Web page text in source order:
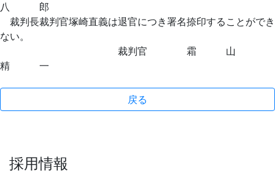
八 郎
裁判長裁判官塚崎直義は退官につき署名捺印することができ
ない。
裁判官 霜 山
精 一
戻る
採用情報